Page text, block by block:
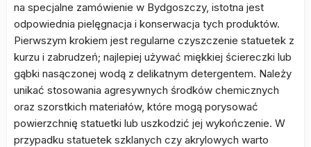
na specjalne zamówienie w Bydgoszczy, istotna jest
odpowiednia pielęgnacja i konserwacja tych produktów.
Pierwszym krokiem jest regularne czyszczenie statuetek z
kurzu i zabrudzeń; najlepiej używać miękkiej ściereczki lub
gąbki nasączonej wodą z delikatnym detergentem. Należy
unikać stosowania agresywnych środków chemicznych
oraz szorstkich materiałów, które mogą porysować
powierzchnię statuetki lub uszkodzić jej wykończenie. W
przypadku statuetek szklanych czy akrylowych warto